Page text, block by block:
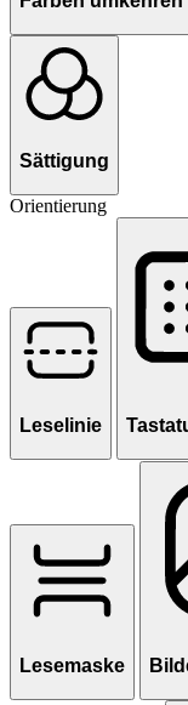
Sättigung
Orientierung
Leselinie
Lesemaske